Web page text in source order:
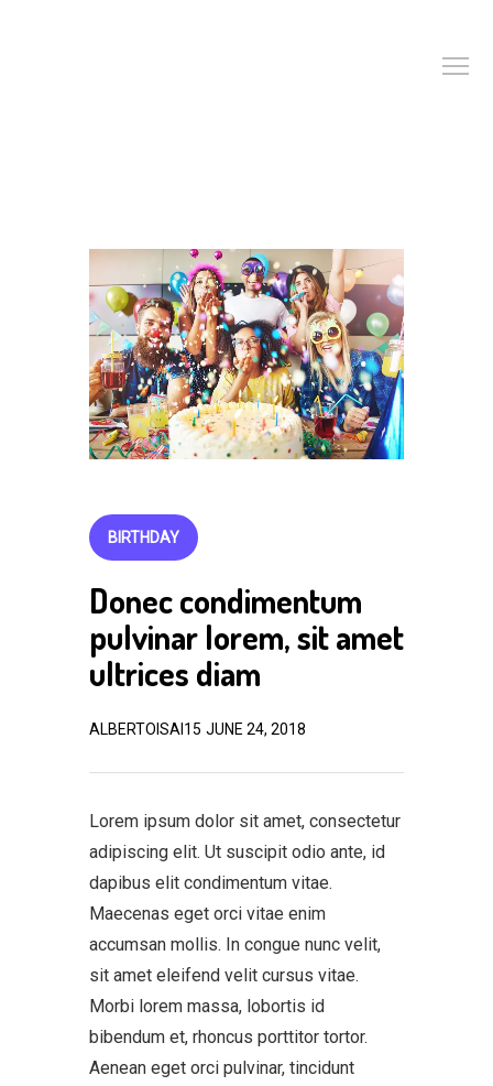
BIRTHDAY
Donec condimentum
pulvinar lorem, sit amet
ultrices diam
ALBERTOISAI15 JUNE 24, 2018
Lorem ipsum dolor sit amet, consectetur
adipiscing elit. Ut suscipit odio ante, id
dapibus elit condimentum vitae.
Maecenas eget orci vitae enim
accumsan mollis. In congue nunc velit,
sit amet eleifend velit cursus vitae.
Morbi lorem massa, lobortis id
bibendum et, rhoncus porttitor tortor.
Aenean eget orci pulvinar, tincidunt